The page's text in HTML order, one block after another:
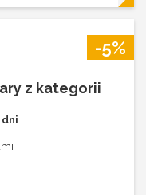
100,00 zł
-5%
z kategorii
dni